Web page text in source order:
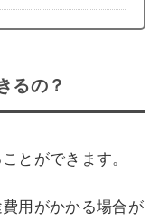
るの？
とができます。
用がかかる場合が